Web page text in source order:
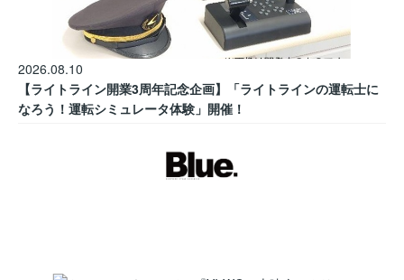
2026.08.10
【ライトライン開業3周年記念企画】「ライトラインの運転士に
なろう！運転シミュレータ体験」開催！